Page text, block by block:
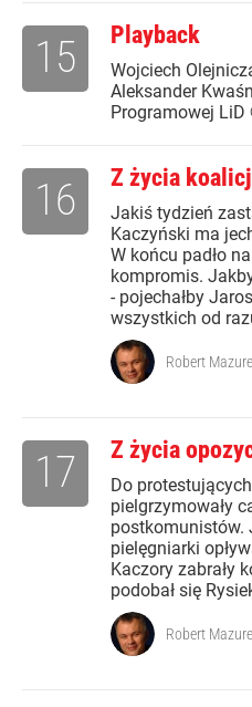
Playback
Wojciech
Aleksander
Programowej
15
Z życia
Jakiś tydzień
Kaczyński ma
W końcu padło
kompromis.
- pojechałby
wszystkich od
16
Robert
Z życia
Do
pielgrzymowały
postkomunistów.
pielęgniarki
Kaczory zabrały
podobał się
17
Robert